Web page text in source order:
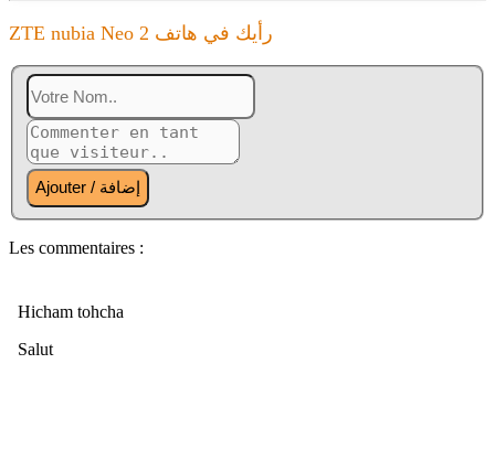
ZTE nubia Neo 2 رأيك في هاتف
Les commentaires :
Hicham tohcha
Salut